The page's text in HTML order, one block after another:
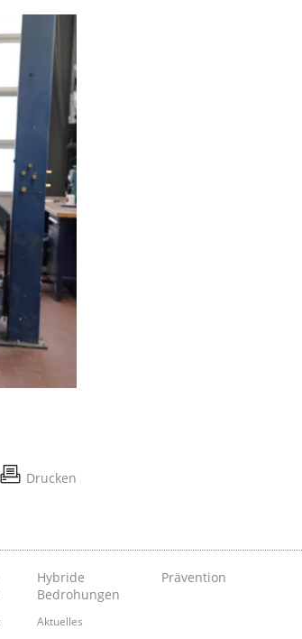
Drucken
Hybride
Bedrohungen
Aktuelles
Prävention